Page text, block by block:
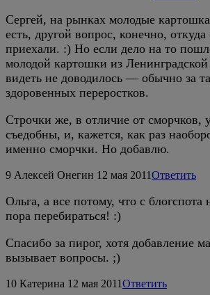
Сергей, на рынках молодые
есть, другой вопрос, конечно,
приехали. :) Но если дело на то
молодой картошки из
видеть не доводилось — обычно за
здоровенных переростков.
Строчки же, в отличие от сморчков,
съедобны, и, кажется, как раз
именно сморчки. Но добавлю.
9 Алексей Онегин 12 мая 2011Ответить
Ольга, а все потому, что с блогспота
пора перебираться! :)
Спасибо за пирог, хотя добавление
вызывает вопросы. ;)
10 Катерина 12 мая 2011Ответить